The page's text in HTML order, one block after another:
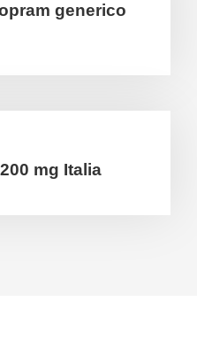
generico
mg Italia